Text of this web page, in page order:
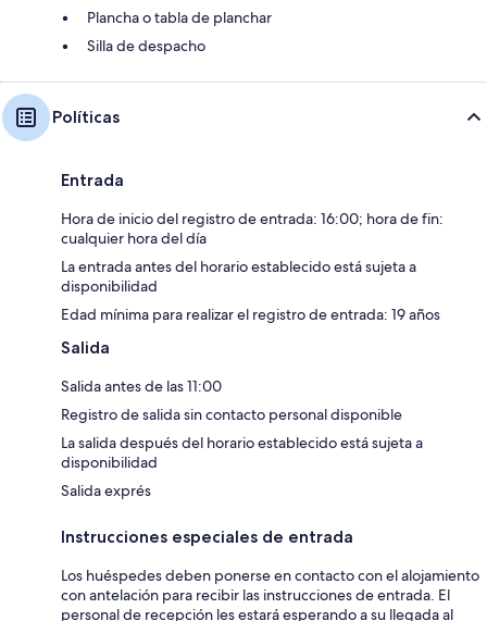
Plancha o tabla de planchar
Silla de despacho
Políticas
Entrada
Hora de inicio del registro de entrada: 16:00; hora de fin:
cualquier hora del día
La entrada antes del horario establecido está sujeta a
disponibilidad
Edad mínima para realizar el registro de entrada: 19 años
Salida
Salida antes de las 11:00
Registro de salida sin contacto personal disponible
La salida después del horario establecido está sujeta a
disponibilidad
Salida exprés
Instrucciones especiales de entrada
Los huéspedes deben ponerse en contacto con el alojamiento
con antelación para recibir las instrucciones de entrada. El
personal de recepción les estará esperando a su llegada al